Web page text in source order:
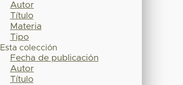
Autor
Título
Materia
Tipo
Esta colección
Fecha de publicación
Autor
Título